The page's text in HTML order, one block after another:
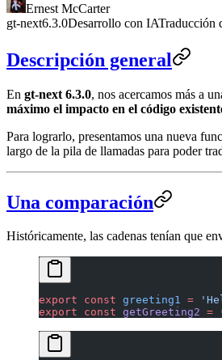
Ernest McCarter
gt-next6.3.0Desarrollo con IATraducción
Descripción general
En gt-next 6.3.0, nos acercamos más a
máximo el impacto en el código
Para lograrlo, presentamos una nueva
largo de la pila de llamadas para poder
Una comparación
Históricamente, las cadenas tenían que
export const greeting1 =
export const getGreeting2 =